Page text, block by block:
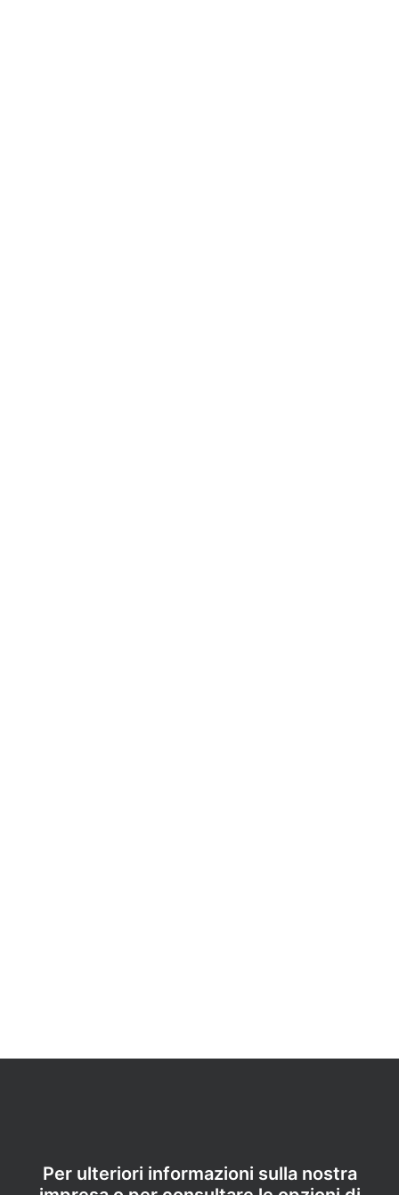
Per ulteriori informazioni sulla nostra